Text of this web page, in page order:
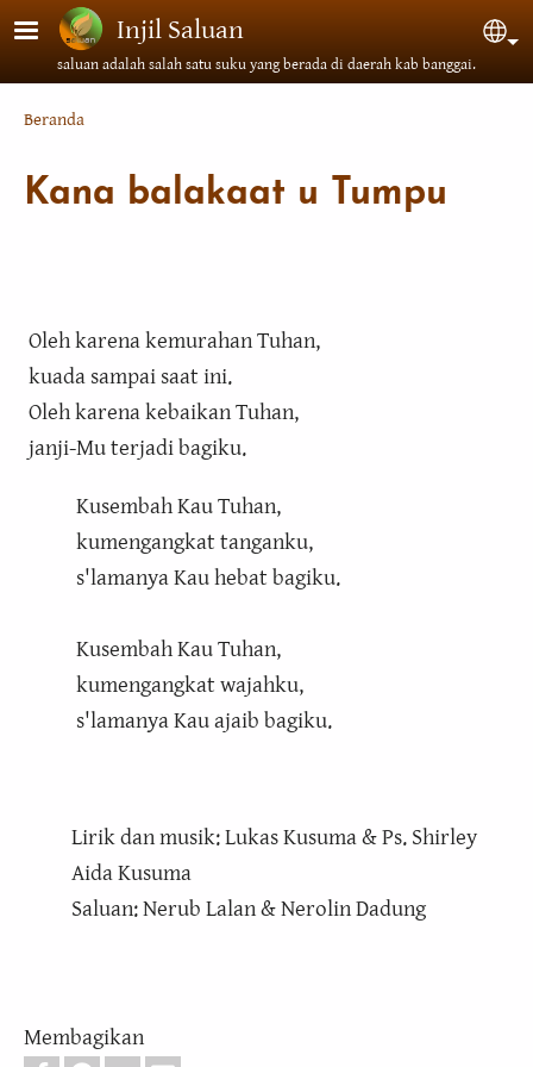
Lompat ke isi utamaInjil Saluan
saluan adalah salah satu suku yang berada di daerah kab banggai.
Breadcrumb
Beranda
Kana balakaat u Tumpu
Oleh karena kemurahan Tuhan,
kuada sampai saat ini.
Oleh karena kebaikan Tuhan,
janji-Mu terjadi bagiku.
Kusembah Kau Tuhan,
kumengangkat tanganku,
s'lamanya Kau hebat bagiku.
Kusembah Kau Tuhan,
kumengangkat wajahku,
s'lamanya Kau ajaib bagiku.
Lirik dan musik: Lukas Kusuma & Ps. Shirley
Aida Kusuma
Saluan: Nerub Lalan & Nerolin Dadung
Membagikan